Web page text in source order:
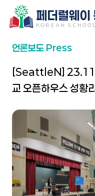
언론보도 Press
[SeattleN]
교 오픈하우스 성황